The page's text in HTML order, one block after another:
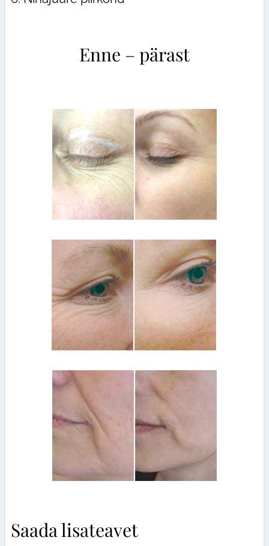
Enne – pärast
Saada lisateavet